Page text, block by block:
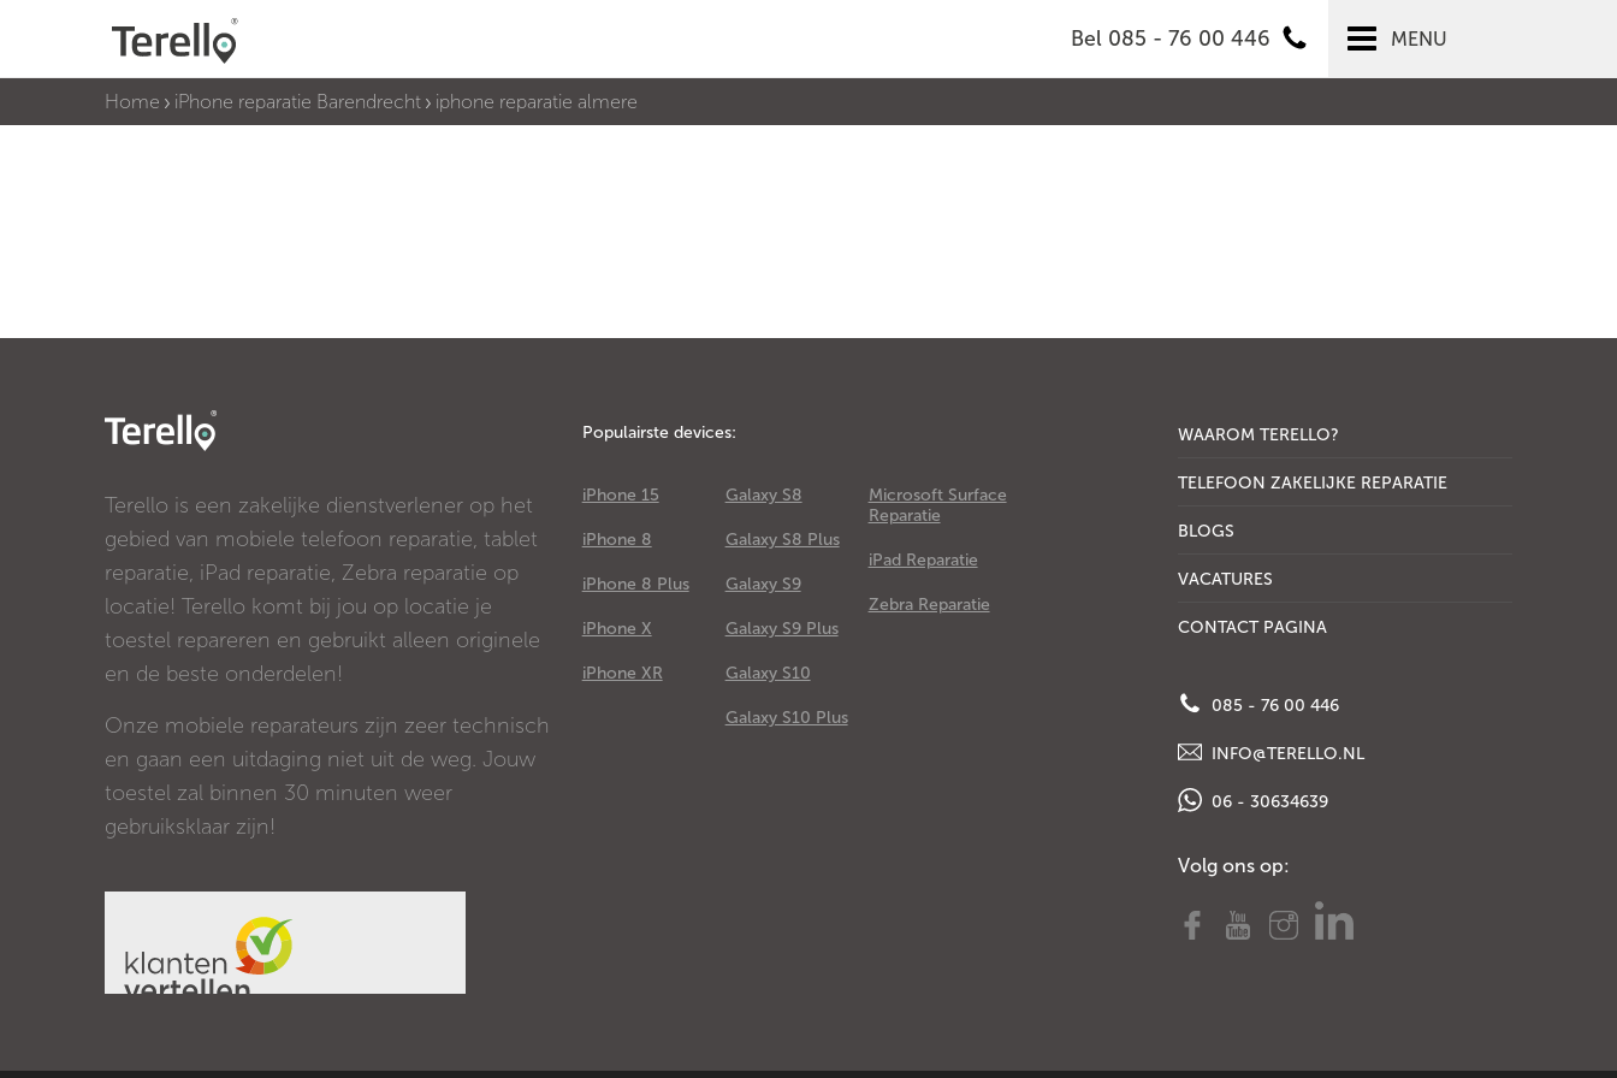
Bel 085 - 76 00 446 MENU
Home iPhone reparatie Barendrecht iphone reparatie almere
Terello is een zakelijke dienstverlener op het
gebied van mobiele telefoon reparatie, tablet
reparatie, iPad reparatie, Zebra reparatie op
locatie! Terello komt bij jou op locatie je
toestel repareren en gebruikt alleen originele
en de beste onderdelen!
Onze mobiele reparateurs zijn zeer technisch
en gaan een uitdaging niet uit de weg. Jouw
toestel zal binnen 30 minuten weer
gebruiksklaar zijn!
Populairste devices:
iPhone 15
iPhone 8
iPhone 8 Plus
iPhone X
iPhone XR
Galaxy S8
Galaxy S8 Plus
Galaxy S9
Galaxy S9 Plus
Galaxy S10
Galaxy S10 Plus
Microsoft Surface
Reparatie
iPad Reparatie
Zebra Reparatie
WAAROM TERELLO?
TELEFOON ZAKELIJKE REPARATIE
BLOGS
VACATURES
CONTACT PAGINA
085 - 76 00 446
INFO@TERELLO.NL
06 - 30634639
Volg ons op: